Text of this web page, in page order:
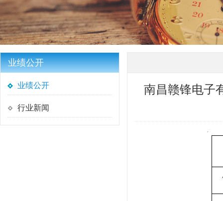
业绩公开
业绩公开
行业新闻
南昌赣锋电子